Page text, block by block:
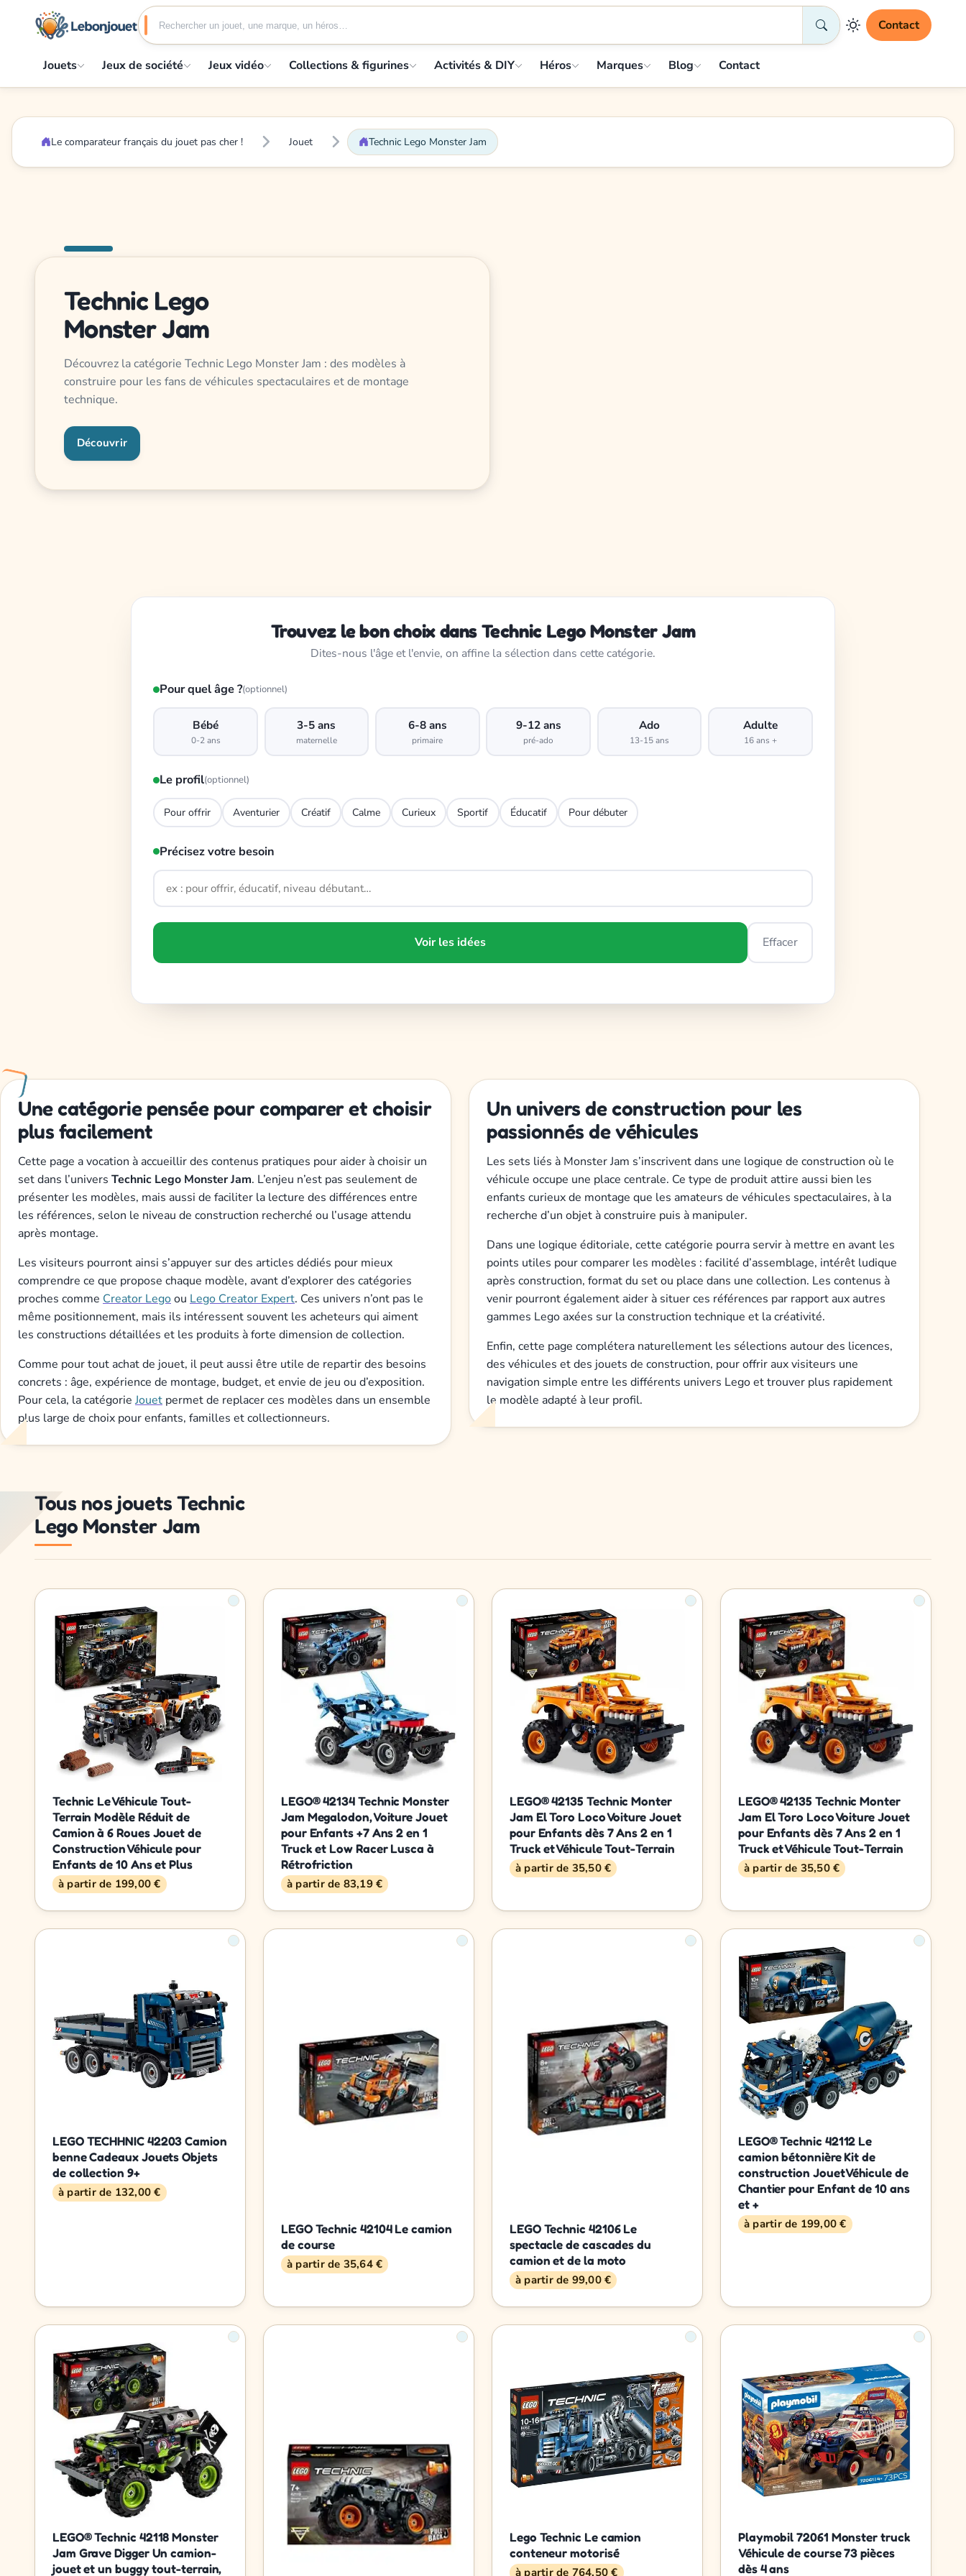
Contact
Jouets Jeux de société Jeux vidéo Collections & figurines Activités & DIY Héros Marques Blog Contact
Le comparateur français du jouet pas cher ! Jouet Technic Lego Monster Jam
Technic Lego
Monster Jam
Découvrez la catégorie Technic Lego Monster Jam : des modèles à
construire pour les fans de véhicules spectaculaires et de montage
technique.
Découvrir
Trouvez le bon choix dans Technic Lego Monster Jam
Dites-nous l'âge et l'envie, on affine la sélection dans cette catégorie.
Pour quel âge ?(optionnel)
Bébé
0-2 ans
3-5 ans
maternelle
6-8 ans
primaire
9-12 ans
pré-ado
Ado
13-15 ans
Adulte
16 ans +
Le profil(optionnel)
Pour offrir Aventurier Créatif Calme Curieux Sportif Éducatif Pour débuter
Précisez votre besoin
Voir les idées Effacer
Une catégorie pensée pour comparer et choisir
plus facilement
Cette page a vocation à accueillir des contenus pratiques pour aider à choisir un
set dans l’univers Technic Lego Monster Jam. L’enjeu n’est pas seulement de
présenter les modèles, mais aussi de faciliter la lecture des différences entre
les références, selon le niveau de construction recherché ou l’usage attendu
après montage.
Les visiteurs pourront ainsi s’appuyer sur des articles dédiés pour mieux
comprendre ce que propose chaque modèle, avant d’explorer des catégories
proches comme Creator Legoou Lego Creator Expert. Ces univers n’ont pas le
même positionnement, mais ils intéressent souvent les acheteurs qui aiment
les constructions détaillées et les produits à forte dimension de collection.
Comme pour tout achat de jouet, il peut aussi être utile de repartir des besoins
concrets : âge, expérience de montage, budget, et envie de jeu ou d’exposition.
Pour cela, la catégorieJouet permet de replacer ces modèles dans un ensemble
plus large de choix pour enfants, familles et collectionneurs.
Un univers de construction pour les
passionnés de véhicules
Les sets liés à Monster Jam s’inscrivent dans une logique de construction où le
véhicule occupe une place centrale. Ce type de produit attire aussi bien les
enfants curieux de montage que les amateurs de véhicules spectaculaires, à la
recherche d’un objet à construire puis à manipuler.
Dans une logique éditoriale, cette catégorie pourra servir à mettre en avant les
points utiles pour comparer les modèles : facilité d’assemblage, intérêt ludique
après construction, format du set ou place dans une collection. Les contenus à
venir pourront également aider à situer ces références par rapport aux autres
gammes Lego axées sur la construction technique et la créativité.
Enfin, cette page complétera naturellement les sélections autour des licences,
des véhicules et des jouets de construction, pour offrir aux visiteurs une
navigation simple entre les différents univers Lego et trouver plus rapidement
le modèle adapté à leur profil.
Tous nos jouets Technic
Lego Monster Jam
Technic Le Véhicule Tout-
Terrain Modèle Réduit de
Camion à 6 Roues Jouet de
Construction Véhicule pour
Enfants de 10 Ans et Plus
à partir de 199,00 €
LEGO® 42134 Technic Monster
Jam Megalodon, Voiture Jouet
pour Enfants +7 Ans 2 en 1
Truck et Low Racer Lusca à
Rétrofriction
à partir de 83,19 €
LEGO® 42135 Technic Monter
Jam El Toro Loco Voiture Jouet
pour Enfants dès 7 Ans 2 en 1
Truck et Véhicule Tout-Terrain
à partir de 35,50 €
LEGO® 42135 Technic Monter
Jam El Toro Loco Voiture Jouet
pour Enfants dès 7 Ans 2 en 1
Truck et Véhicule Tout-Terrain
à partir de 35,50 €
LEGO TECHHNIC 42203 Camion
benne Cadeaux Jouets Objets
de collection 9+
à partir de 132,00 €
LEGO Technic 42104 Le camion
de course
à partir de 35,64 €
LEGO Technic 42106 Le
spectacle de cascades du
camion et de la moto
à partir de 99,00 €
LEGO® Technic 42112 Le
camion bétonnière Kit de
construction Jouet Véhicule de
Chantier pour Enfant de 10 ans
et +
à partir de 199,00 €
LEGO® Technic 42118 Monster
Jam Grave Digger Un camion-
jouet et un buggy tout-terrain,
Lego Technic Le camion
conteneur motorisé
à partir de 764,50 €
Playmobil 72061 Monster truck
Véhicule de course 73 pièces
dès 4 ans